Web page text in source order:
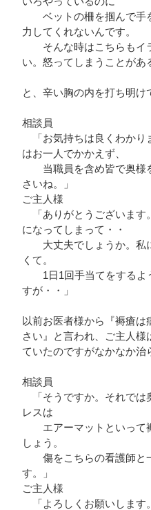
ベットの柵を掴んで手
力してくれないんです。
そんな時はこちらもイ
い。怒ってしまうことがあ
と、辛い胸の内を打ち明け
相談員
「お気持ちは良くわかり
はお一人でかかえず、
当職員を含め皆で奥様
さいね。」
ご主人様
「ありがとうございます
になってしまって・・
大丈夫でしょうか。私
くて。
1日1回手当てをするよ
すが・・」
以前お医者様から『褥瘡
さい』と言われ、ご主人
ていたのですがなかなか治
相談員
「そうですか。それでは
レスは
エアーマットといって
しょう。
傷をこちらの看護師と
す。」
ご主人様
「よろしくお願いします